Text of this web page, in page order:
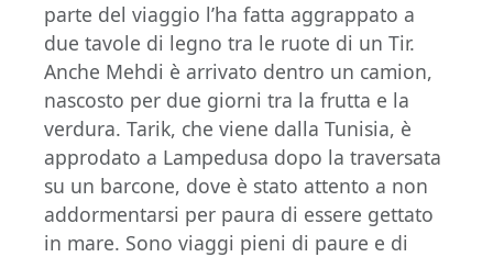
parte del viaggio l’ha fatta aggrappato a
due tavole di legno tra le ruote di un Tir.
Anche Mehdi è arrivato dentro un camion,
nascosto per due giorni tra la frutta e la
verdura. Tarik, che viene dalla Tunisia, è
approdato a Lampedusa dopo la traversata
su un barcone, dove è stato attento a non
addormentarsi per paura di essere gettato
in mare. Sono viaggi pieni di paure e di